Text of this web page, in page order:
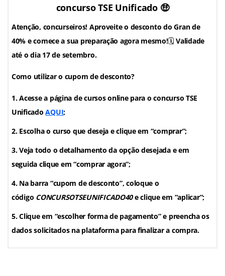
concurso TSE Unificado 🤑
Atenção, concurseiros! Aproveite o desconto do Gran de
40% e comece a sua preparação agora mesmo!🗓️Validade
até o dia 17 de setembro.
Como utilizar o cupom de desconto?
Acesse a página de cursos online para o concurso TSE
UnificadoAQUI;
Escolha o curso que deseja e clique em “comprar”;
Veja todo o detalhamento da opção desejada e em
seguida clique em “comprar agora”;
Na barra “cupom de desconto”, coloque o
código CONCURSOTSEUNIFICADO40e clique em “aplicar”;
Clique em “escolher forma de pagamento” e preencha os
dados solicitados na plataforma para finalizar a compra.